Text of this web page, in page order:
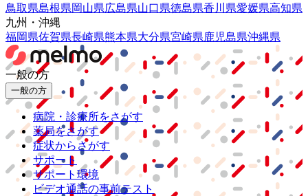
鳥取県島根県岡山県広島県山口県徳島県香川県愛媛県高知県
九州・沖縄
福岡県佐賀県長崎県熊本県大分県宮崎県鹿児島県沖縄県
一般の方
一般の方
病院・診療所をさがす
薬局をさがす
症状からさがす
サポート
サポート環境
ビデオ通話の事前テスト